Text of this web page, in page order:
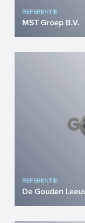
REFERENTIE
MST Groep B.V.
MST Groep
REFERENTIE
De Gouden